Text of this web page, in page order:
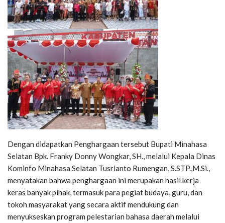
Dengan didapatkan Penghargaan tersebut Bupati Minahasa
Selatan Bpk. Franky Donny Wongkar, SH., melalui Kepala Dinas
Kominfo Minahasa Selatan Tusrianto Rumengan, S.STP.,M.Si.,
menyatakan bahwa penghargaan ini merupakan hasil kerja
keras banyak pihak, termasuk para pegiat budaya, guru, dan
tokoh masyarakat yang secara aktif mendukung dan
menyukseskan program pelestarian bahasa daerah melalui